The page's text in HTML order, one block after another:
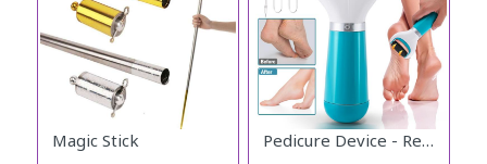
Magic Stick Pedicure Device - Rechargeable Callus Remover